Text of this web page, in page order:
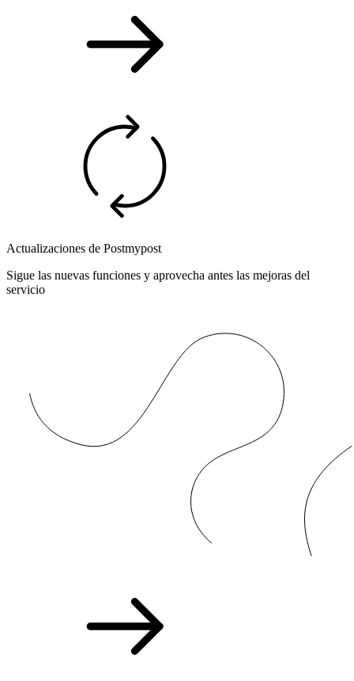
Actualizaciones de Postmypost
Sigue las nuevas funciones y aprovecha antes las mejoras del
servicio